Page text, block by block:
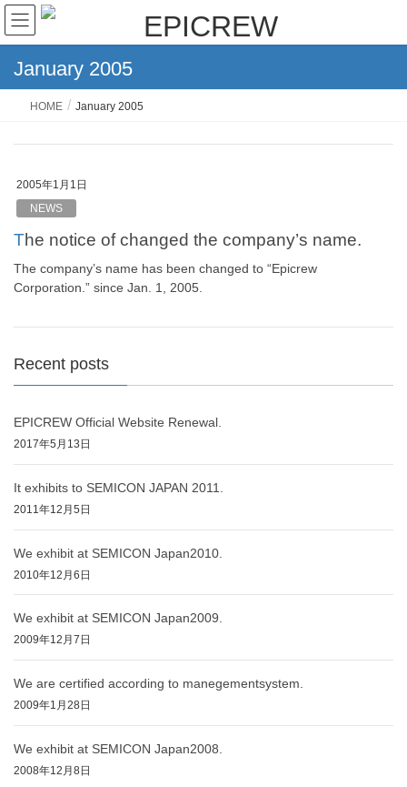
January 2005
HOME January 2005
2005年1月1日
NEWS
The notice of changed the company’s name.
The company’s name has been changed to “Epicrew
Corporation.” since Jan. 1, 2005.
Recent posts
EPICREW Official Website Renewal.
2017年5月13日
It exhibits to SEMICON JAPAN 2011.
2011年12月5日
We exhibit at SEMICON Japan2010.
2010年12月6日
We exhibit at SEMICON Japan2009.
2009年12月7日
We are certified according to manegementsystem.
2009年1月28日
We exhibit at SEMICON Japan2008.
2008年12月8日